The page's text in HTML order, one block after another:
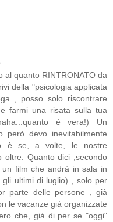
al quanto RINTRONATO da
della "psicologia applicata
, posso solo riscontrare
farmi una risata sulla tua
è vera!) Un
però devo inevitabilmente
è se, a volte, le nostre
oltre. Quanto dici ,secondo
film che andrà in sala in
ultimi di luglio) , solo per
parte delle persone , già
le vacanze già organizzate
che, già di per se "oggi"